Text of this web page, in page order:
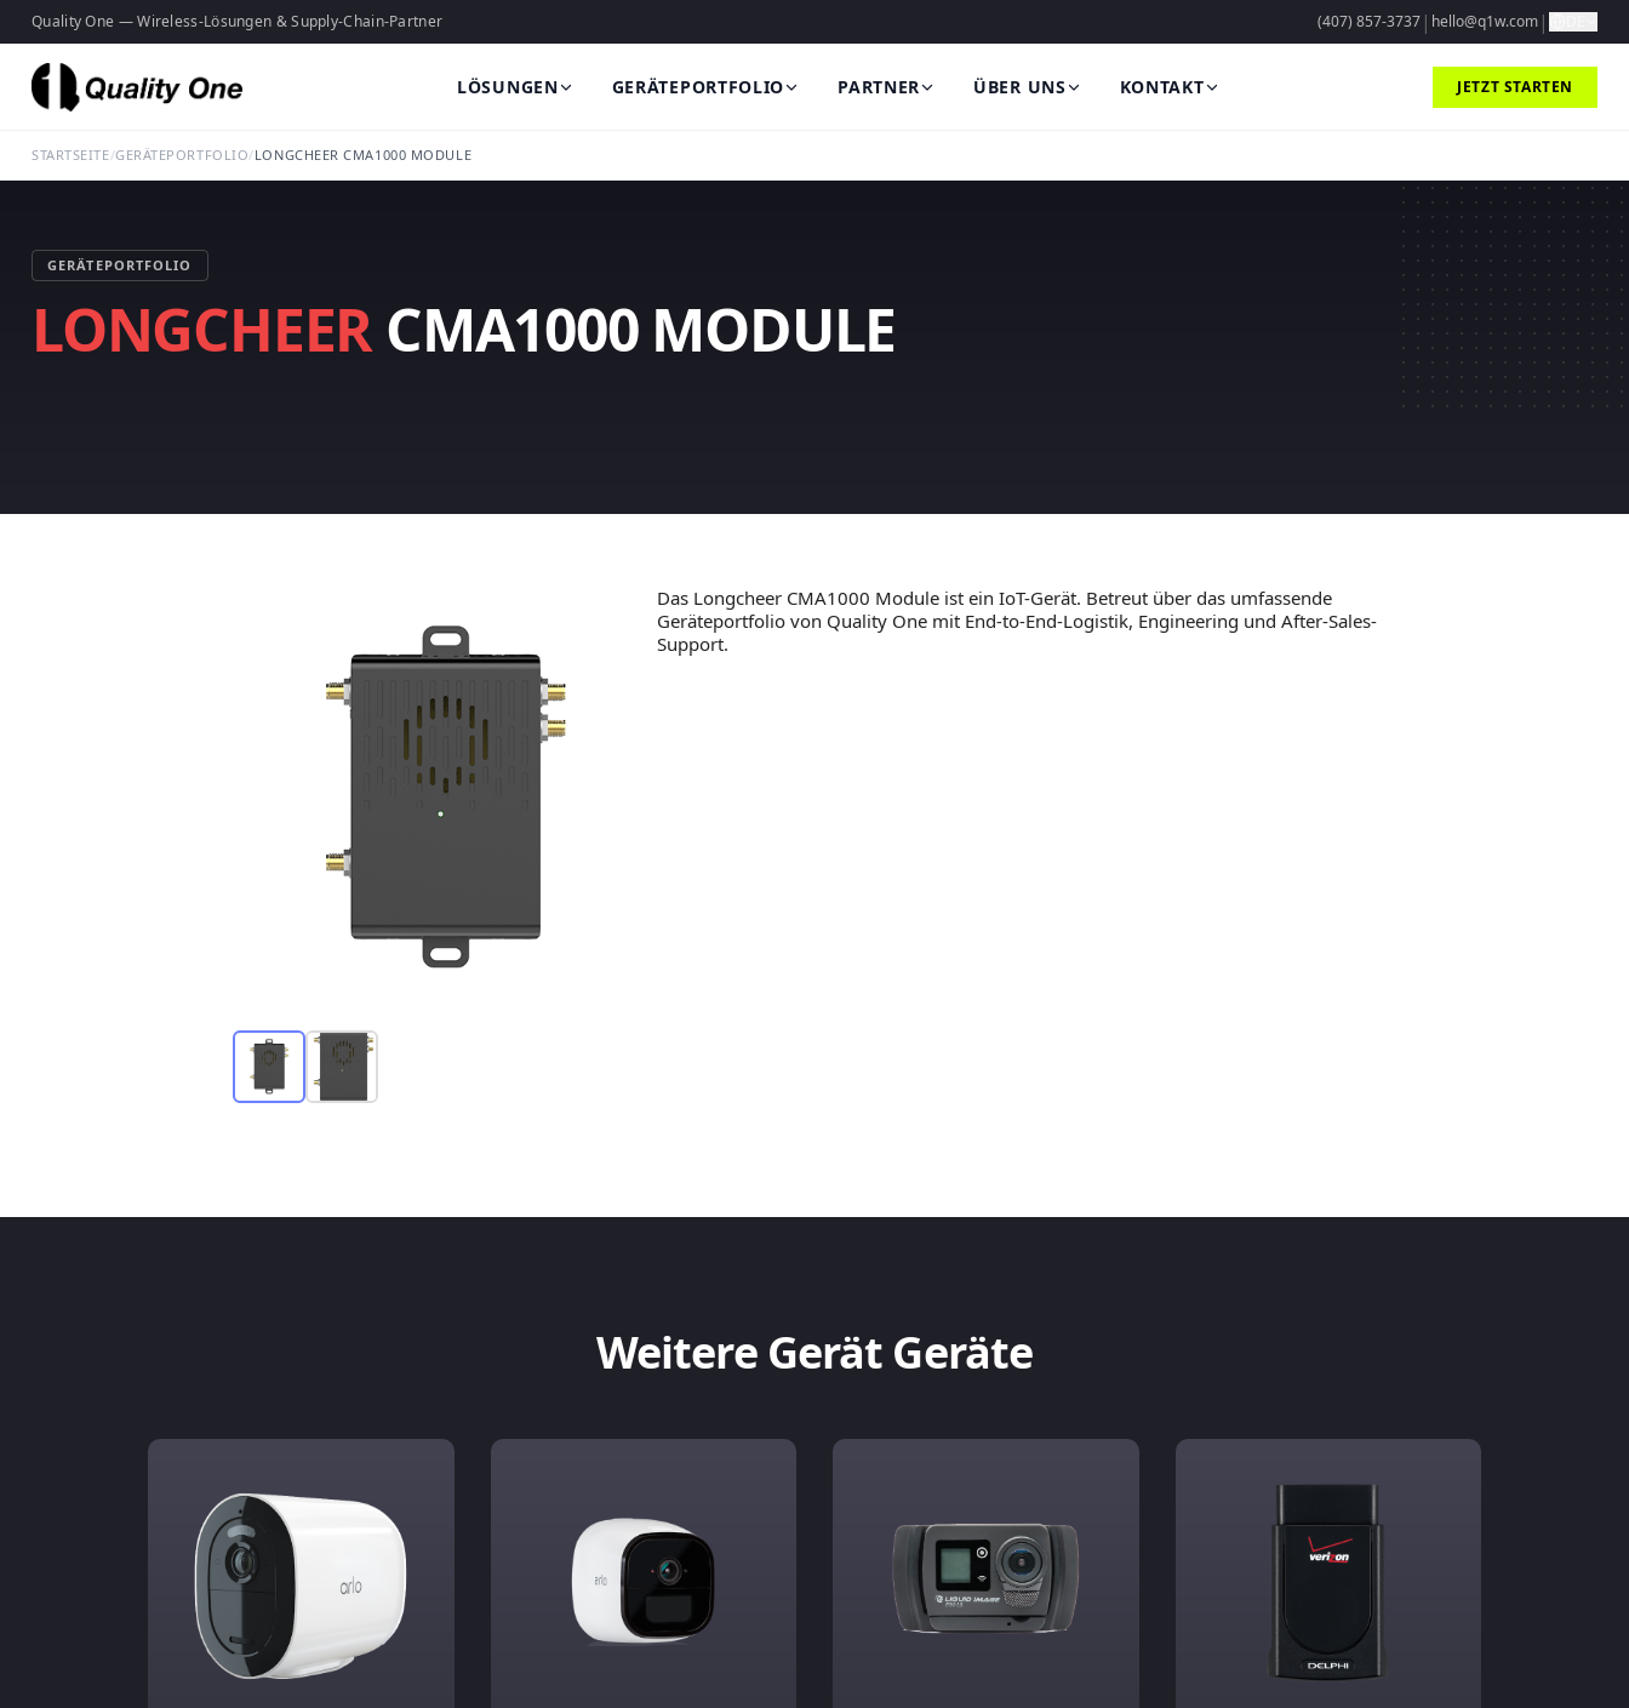
Quality One — Wireless-Lösungen & Supply-Chain-Partner (407) 857-3737 | hello@q1w.com |
LÖSUNGEN GERÄTEPORTFOLIO PARTNER ÜBER UNS KONTAKT JETZT STARTEN
STARTSEITE/GERÄTEPORTFOLIO/LONGCHEER CMA1000 MODULE
GERÄTEPORTFOLIO
LONGCHEERCMA1000 MODULE
Das Longcheer CMA1000 Module ist ein IoT-Gerät. Betreut über das umfassende
Geräteportfolio von Quality One mit End-to-End-Logistik, Engineering und After-Sales-
Support.
Weitere Gerät Geräte